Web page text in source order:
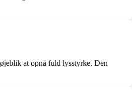
at opnå fuld lysstyrke. Den